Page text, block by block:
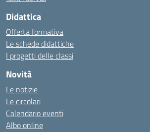
Didattica
Offerta formativa
Le schede didattiche
I progetti delle classi
Novità
Le notizie
Le circolari
Calendario eventi
Albo online